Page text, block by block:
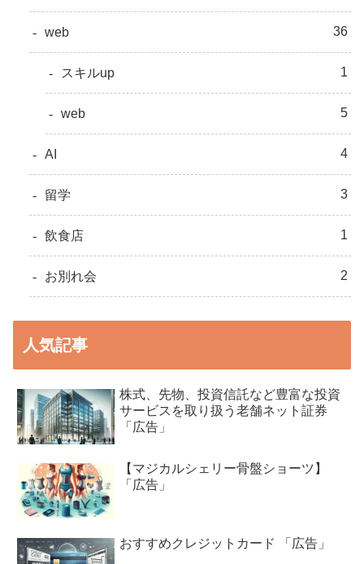
web 36
スキルup 1
web 5
AI 4
留学 3
飲食店 1
お別れ会 2
人気記事
株式、先物、投資信託など豊富な投資
サービスを取り扱う老舗ネット証券
「広告」
【マジカルシェリー骨盤ショーツ】
「広告」
おすすめクレジットカード 「広告」